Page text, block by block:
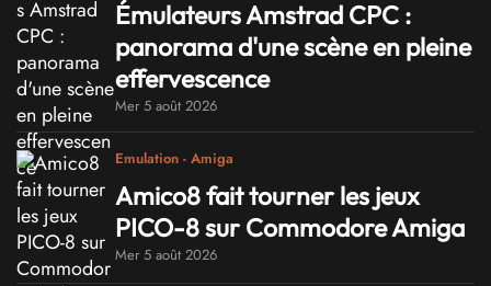
Émulateurs Amstrad CPC :
panorama d'une scène en pleine
effervescence
Mer 5 août 2026
Emulation - Amiga
Amico8 fait tourner les jeux
PICO-8 sur Commodore Amiga
Mer 5 août 2026